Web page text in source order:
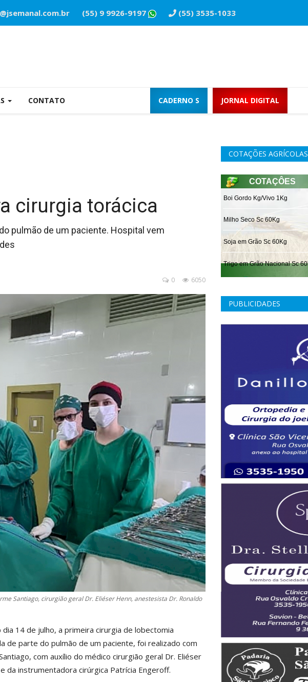
(55) 9 9926-9197 (55) 3535-1033
CONTATO CADERNO S JORNAL DIGITAL
cirurgia torácica
pulmão de um paciente. Hospital vem
6050
0
Santiago, cirurgião geral Dr. Eliéser Henn, anestesista Dr. Ronaldo
14 de julho, a primeira cirurgia de lobectomia
de parte do pulmão de um paciente, foi realizado com
com auxílio do médico cirurgião geral Dr. Eliéser
da instrumentadora cirúrgica Patrícia Engeroff.
COTAÇÕES AGRÍCOLAS
PUBLICIDADES